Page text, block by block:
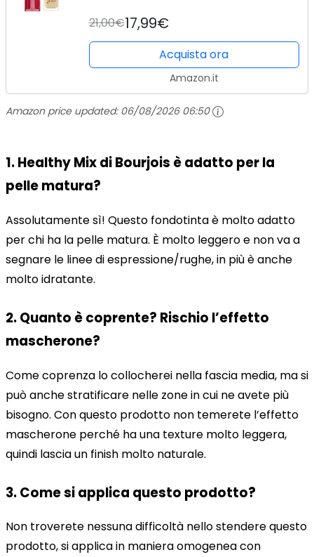
Vitamine e Acido Ialuronico, 51 Light
Vanilla
21,00€17,99€
Acquista ora
Amazon.it
Amazon price updated: 06/08/2026 06:50
1. Healthy Mix di Bourjois è adatto per la
pelle matura?
Assolutamente sì! Questo fondotinta è molto adatto
per chi ha la pelle matura. È molto leggero e non va a
segnare le linee di espressione/rughe, in più è anche
molto idratante.
2. Quanto è coprente? Rischio l’effetto
mascherone?
Come coprenza lo collocherei nella fascia media, ma si
può anche stratificare nelle zone in cui ne avete più
bisogno. Con questo prodotto non temerete l’effetto
mascherone perché ha una texture molto leggera,
quindi lascia un finish molto naturale.
3. Come si applica questo prodotto?
Non troverete nessuna difficoltà nello stendere questo
prodotto, si applica in maniera omogenea con